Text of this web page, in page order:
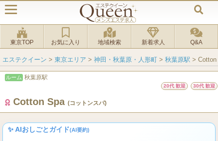
東京TOP お気に入り 地域検索 新着求人 Q&A
エステクイーン > 東京エリア > 神田・秋葉原・人形町 > 秋葉原駅 >
ルーム 秋葉原駅
20代 歓迎 30代 歓迎
Cotton Spa (コットンスパ)
✨ AIおしごとガイド(AI要約)